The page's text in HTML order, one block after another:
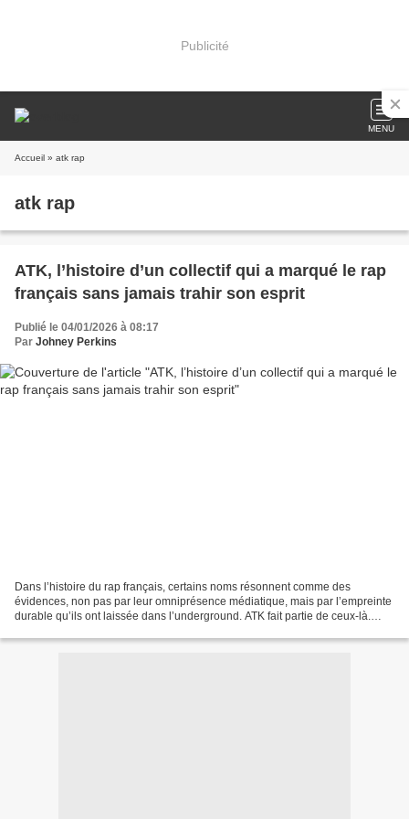
Publicité
MENU
Accueil » atk rap
atk rap
ATK, l’histoire d’un collectif qui a marqué le rap
français sans jamais trahir son esprit
Publié le 04/01/2026 à 08:17
Par Johney Perkins
Dans l’histoire du rap français, certains noms résonnent comme des
évidences, non pas par leur omniprésence médiatique, mais par l’empreinte
durable qu’ils ont laissée dans l’underground. ATK fait partie de ceux-là.